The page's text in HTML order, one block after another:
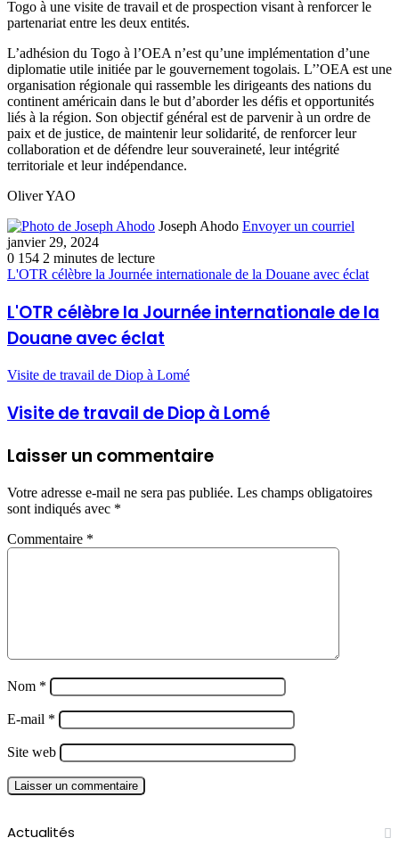
Togo à une visite de travail et de prospection visant à renforcer le
partenariat entre les deux entités.
L’adhésion du Togo à l’OEA n’est qu’une implémentation d’une
diplomatie utile initiée par le gouvernement togolais. L’’OEA est une
organisation régionale qui rassemble les dirigeants des nations du
continent américain dans le but d’aborder les défis et opportunités
liés à la région. Son objectif général est de parvenir à un ordre de
paix et de justice, de maintenir leur solidarité, de renforcer leur
collaboration et de défendre leur souveraineté, leur intégrité
territoriale et leur indépendance.
Oliver YAO
Joseph Ahodo Envoyer un courriel
janvier 29, 2024
0 154 2 minutes de lecture
L'OTR célèbre la Journée internationale de la Douane avec éclat
L'OTR célèbre la Journée internationale de la
Douane avec éclat
Visite de travail de Diop à Lomé
Visite de travail de Diop à Lomé
Laisser un commentaire
Votre adresse e-mail ne sera pas publiée. Les champs obligatoires
sont indiqués avec *
Commentaire *
Nom *
E-mail *
Site web
Actualités